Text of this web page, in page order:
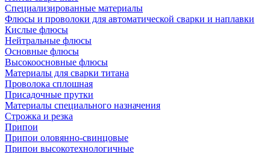
Специализированные материалы
Флюсы и проволоки для автоматической сварки и наплавки
Кислые флюсы
Нейтральные флюсы
Основные флюсы
Высокоосновные флюсы
Материалы для сварки титана
Проволока сплошная
Присадочные прутки
Материалы специального назначения
Строжка и резка
Припои
Припои оловянно-свинцовые
Припои высокотехнологичные